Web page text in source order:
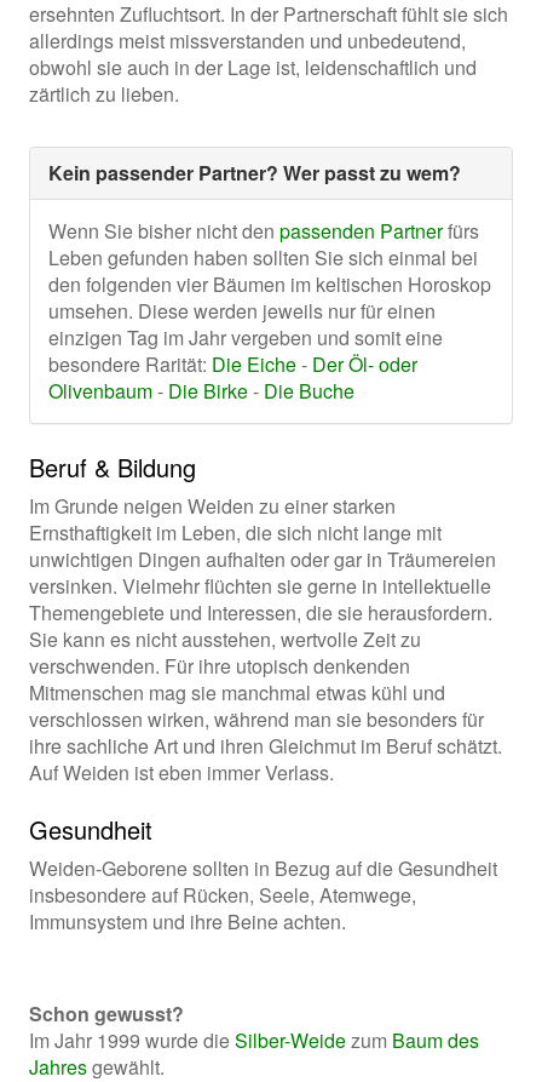
ersehnten Zufluchtsort. In der Partnerschaft fühlt sie sich
allerdings meist missverstanden und unbedeutend,
obwohl sie auch in der Lage ist, leidenschaftlich und
zärtlich zu lieben.
Kein passender Partner? Wer passt zu wem?
Wenn Sie bisher nicht den passenden Partnerfürs
Leben gefunden haben sollten Sie sich einmal bei
den folgenden vier Bäumen im keltischen Horoskop
umsehen. Diese werden jeweils nur für einen
einzigen Tag im Jahr vergeben und somit eine
besondere Rarität: Die Eiche- Der Öl- oder
Olivenbaum- Die Birke- Die Buche
Beruf & Bildung
Im Grunde neigen Weiden zu einer starken
Ernsthaftigkeit im Leben, die sich nicht lange mit
unwichtigen Dingen aufhalten oder gar in Träumereien
versinken. Vielmehr flüchten sie gerne in intellektuelle
Themengebiete und Interessen, die sie herausfordern.
Sie kann es nicht ausstehen, wertvolle Zeit zu
verschwenden. Für ihre utopisch denkenden
Mitmenschen mag sie manchmal etwas kühl und
verschlossen wirken, während man sie besonders für
ihre sachliche Art und ihren Gleichmut im Beruf schätzt.
Auf Weiden ist eben immer Verlass.
Gesundheit
Weiden-Geborene sollten in Bezug auf die Gesundheit
insbesondere auf Rücken, Seele, Atemwege,
Immunsystem und ihre Beine achten.
Schon gewusst?
Im Jahr 1999 wurde dieSilber-Weidezum Baum des
Jahresgewählt.